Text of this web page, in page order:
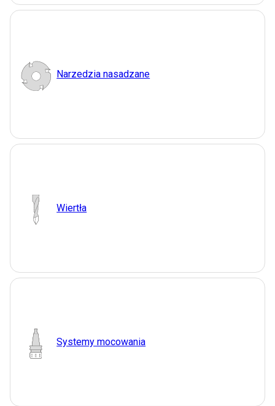
Narzedzia nasadzane
Wiertła
Systemy mocowania